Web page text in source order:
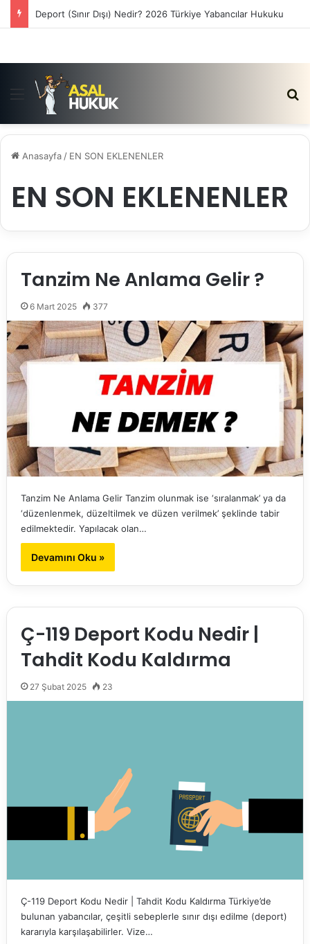
Deport (Sınır Dışı) Nedir? 2026 Türkiye Yabancılar Hukuku
Menü
Anasayfa / EN SON EKLENENLER
EN SON EKLENENLER
Tanzim Ne Anlama Gelir ?
6 Mart 2025 377
Tanzim Ne Anlama Gelir Tanzim olunmak ise ‘sıralanmak’ ya da
‘düzenlenmek, düzeltilmek ve düzen verilmek’ şeklinde tabir
edilmektedir. Yapılacak olan…
Devamını Oku »
Ç-119 Deport Kodu Nedir |
Tahdit Kodu Kaldırma
27 Şubat 2025 23
Ç-119 Deport Kodu Nedir | Tahdit Kodu Kaldırma Türkiye’de
bulunan yabancılar, çeşitli sebeplerle sınır dışı edilme (deport)
kararıyla karşılaşabilirler. Vize…